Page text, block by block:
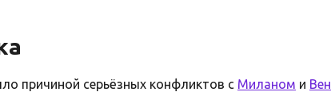
причиной серьёзных конфликтов с Миланом и